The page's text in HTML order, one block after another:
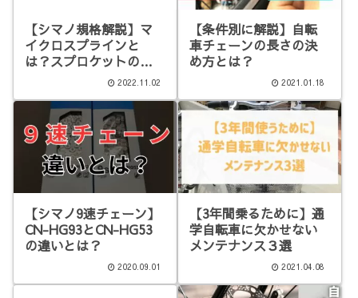
【シマノ規格解説】マ
イクロスプラインと
は？スプロケットの互
2022.11.02
【条件別に解説】自転
車チェーンの長さの決
め方とは？
2021.01.18
【シマノ9速チェーン】
CN-HG93とCN-HG53
の違いとは？
2020.09.01
【3年間乗るために】通
学自転車に欠かせない
メンテナンス３選
2021.04.08